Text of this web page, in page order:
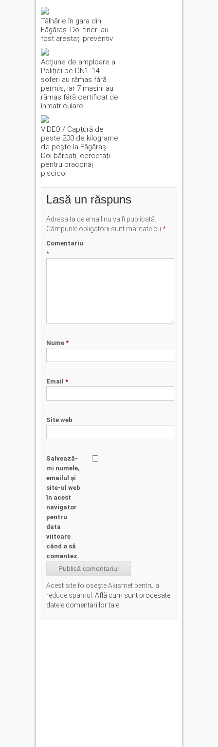
Tâlhărie în gara din
Făgăraș. Doi tineri au
fost arestați preventiv
Acțiune de amploare a
Poliției pe DN1. 14
șoferi au rămas fără
permis, iar 7 mașini au
rămas fără certificat de
înmatriculare
VIDEO / Captură de
peste 200 de kilograme
de pește la Făgăraș.
Doi bărbați, cercetați
pentru braconaj
piscicol
Lasă un răspuns
Adresa ta de email nu va fi publicată.
Câmpurile obligatorii sunt marcate cu *
Comentariu
*
Nume *
Email *
Site web
Salvează-
mi numele,
emailul și
site-ul web
în acest
navigator
pentru
data
viitoare
când o să
comentez.
Acest site folosește Akismet pentru a
reduce spamul. Află cum sunt procesate
datele comentariilor tale